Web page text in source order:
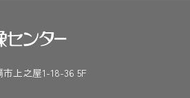
上之屋1-18-36 5F